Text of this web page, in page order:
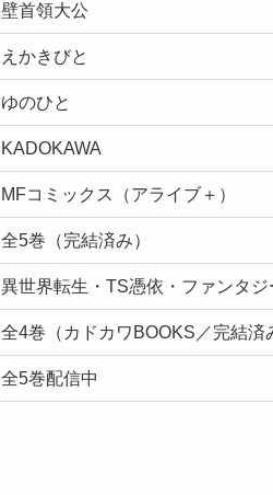
壁首領大公
えかきびと
ゆのひと
KADOKAWA
MFコミックス（アライブ＋）
全5巻（完結済み）
異世界転生・TS憑依・ファンタジ
全4巻（カドカワBOOKS／完結済
全5巻配信中